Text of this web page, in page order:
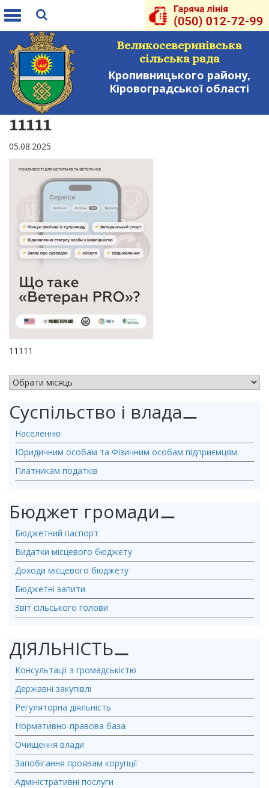
Toggle
Великосеверинівська
сільська рада
Кропивницького району,
Кіровоградської області
11111
05.08.2025
11111
Суспільство і влада⚊
Населенню
Юридичним особам та Фізичним особам підприємцям
Платникам податків
Бюджет громади⚊
Бюджетний паспорт
Видатки місцевого бюджету
Доходи місцевого бюджету
Бюджетні запити
Звіт сільського голови
ДІЯЛЬНІСТЬ⚊
Консультації з громадськістю
Державні закупівлі
Регуляторна діяльність
Нормативно-правова база
Очищення влади
Запобігання проявам корупції
Адміністративні послуги